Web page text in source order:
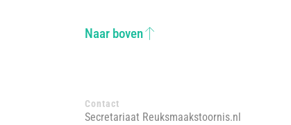
Naar boven
Contact
Secretariaat Reuksmaakstoornis.nl